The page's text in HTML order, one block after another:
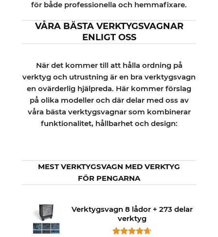
för både professionella och hemmafixare.
VÅRA BÄSTA VERKTYGSVAGNAR
ENLIGT OSS
När det kommer till att hålla ordning på
verktyg och utrustning är en bra verktygsvagn
en ovärderlig hjälpreda. Här kommer förslag
på olika modeller och där delar med oss av
våra bästa verktygsvagnar som kombinerar
funktionalitet, hållbarhet och design:
MEST VERKTYGSVAGN MED VERKTYG
FÖR PENGARNA
Verktygsvagn 8 lådor + 273 delar
verktyg